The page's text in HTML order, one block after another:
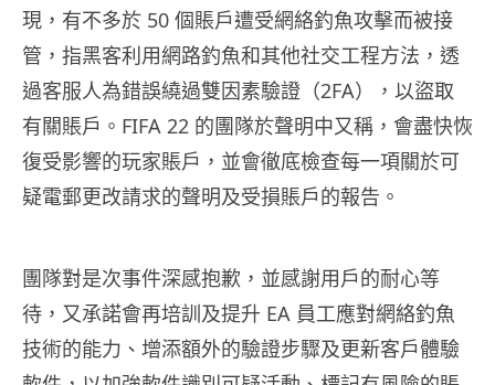
現，有不多於 50 個賬戶遭受網絡釣魚攻擊而被接
管，指黑客利用網路釣魚和其他社交工程方法，透
過客服人為錯誤繞過雙因素驗證（2FA），以盜取
有關賬戶。FIFA 22 的團隊於聲明中又稱，會盡快恢
復受影響的玩家賬戶，並會徹底檢查每一項關於可
疑電郵更改請求的聲明及受損賬戶的報告。
團隊對是次事件深感抱歉，並感謝用戶的耐心等
待，又承諾會再培訓及提升 EA 員工應對網絡釣魚
技術的能力、增添額外的驗證步驟及更新客戶體驗